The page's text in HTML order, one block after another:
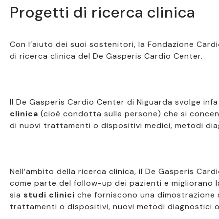
Progetti di ricerca clinica
Con l’aiuto dei suoi sostenitori, la Fondazione
di ricerca clinica del De Gasperis Cardio Center.
Il De Gasperis Cardio Center di Niguarda svolge
clinica (cioè condotta sulle persone) che si
di nuovi trattamenti o dispositivi medici, metodi
Nell’ambito della ricerca clinica, il De Gasperis
come parte del follow-up dei pazienti e migliorano
sia studi clinici che forniscono una dimostrazione
trattamenti o dispositivi, nuovi metodi diagnostici